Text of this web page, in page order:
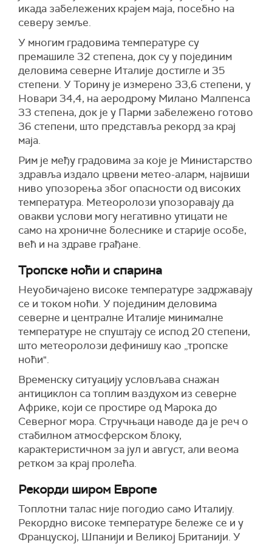
икада забележених крајем маја, посебно на
северу земље.
У многим градовима температуре су
премашиле 32 степена, док су у појединим
деловима северне Италије достигле и 35
степени. У Торину је измерено 33,6 степени, у
Новари 34,4, на аеродрому Милано Малпенса
33 степена, док је у Парми забележено готово
36 степени, што представља рекорд за крај
маја.
Рим је међу градовима за које је Министарство
здравља издало црвени метео-аларм, највиши
ниво упозорења због опасности од високих
температура. Метеоролози упозоравају да
овакви услови могу негативно утицати не
само на хроничне болеснике и старије особе,
већ и на здраве грађане.
Тропске ноћи и спарина
Неуобичајено високе температуре задржавају
се и током ноћи. У појединим деловима
северне и централне Италије минималне
температуре не спуштају се испод 20 степени,
што метеоролози дефинишу као „тропске
ноћи".
Временску ситуацију условљава снажан
антициклон са топлим ваздухом из северне
Африке, који се простире од Марока до
Северног мора. Стручњаци наводе да је реч о
стабилном атмосферском блоку,
карактеристичном за јул и август, али веома
ретком за крај пролећа.
Рекорди широм Европе
Топлотни талас није погодио само Италију.
Рекордно високе температуре бележе се и у
Француској, Шпанији и Великој Британији. У